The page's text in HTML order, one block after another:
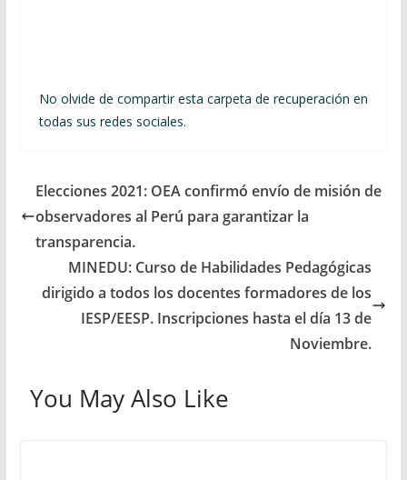
No olvide de compartir esta carpeta de recuperación en
todas sus redes sociales.
Elecciones 2021: OEA confirmó envío de misión de
observadores al Perú para garantizar la
transparencia.
MINEDU: Curso de Habilidades Pedagógicas
dirigido a todos los docentes formadores de los
IESP/EESP. Inscripciones hasta el día 13 de
Noviembre.
You May Also Like